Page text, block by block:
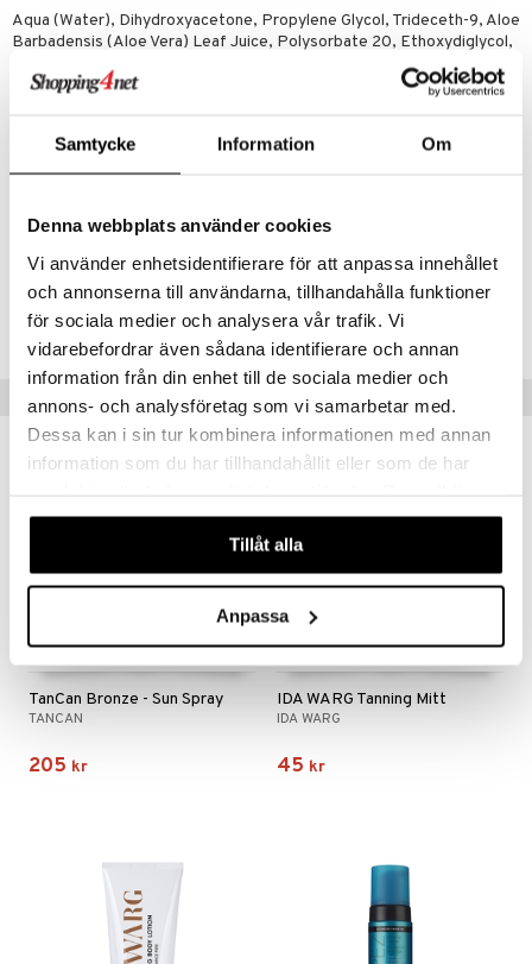
Samtycke Information Om
Denna webbplats använder cookies
Vi använder enhetsidentifierare för att anpassa innehållet
och annonserna till användarna, tillhandahålla funktioner
för sociala medier och analysera vår trafik. Vi
vidarebefordrar även sådana identifierare och annan
information från din enhet till de sociala medier och
annons- och analysföretag som vi samarbetar med.
Dessa kan i sin tur kombinera informationen med annan
information som du har tillhandahållit eller som de har
våra cookies vid fortsatt användande av vår webbplats.
Tillåt alla
Anpassa
Aqua (Water), Dihydroxyacetone, Propylene Glycol, Trideceth-9, Aloe
Barbadensis (Aloe Vera) Leaf Juice, Polysorbate 20, Ethoxydiglycol,
Peg-5 Ethylhexanoate, Glycerin, Butylene Glycol, Phenoxyethanol,
Potassium Sorbate, Sodium Benzoate, Pantolactone, Parfum,
Disodium Edta, Benzyl Alcohol, Red 4 (Ci 14700), Yellow 5 (Ci
19140), Blue 1 (Ci 42090)
Artikelnr
CBSA3-8W-200-XX-XX
Lägsta pris senaste 30 dagarna: 296 kr
Populära produkter
TanCan Bronze - Sun Spray
TANCAN
205 kr
IDA WARG Tanning Mitt
IDA WARG
45 kr